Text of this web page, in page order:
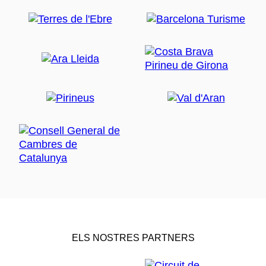
ELS NOSTRES PARTNERS